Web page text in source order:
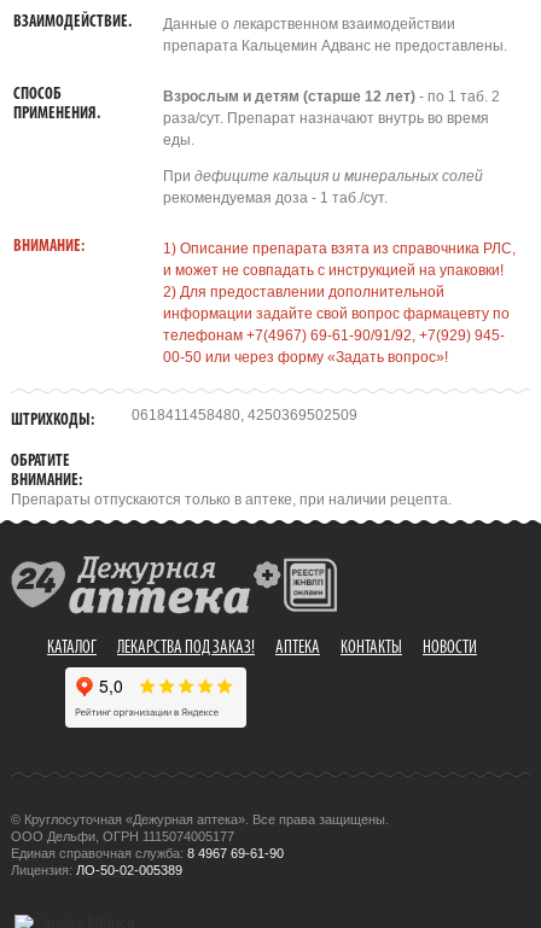
ВЗАИМОДЕЙСТВИЕ.
Данные о лекарственном взаимодействии
препарата Кальцемин Адванс не предоставлены.
СПОСОБ
ПРИМЕНЕНИЯ.
Взрослым и детям (старше 12 лет)- по 1 таб. 2
раза/сут. Препарат назначают внутрь во время
еды.
При дефиците кальция и минеральных солей
рекомендуемая доза - 1 таб./сут.
ВНИМАНИЕ:
1) Описание препарата взята из справочника РЛС,
и может не совпадать с инструкцией на упаковки!
2) Для предоставлении дополнительной
информации задайте свой вопрос фармацевту по
телефонам +7(4967) 69-61-90/91/92, +7(929) 945-
00-50 или через форму «Задать вопрос»!
ШТРИХКОДЫ: 0618411458480, 4250369502509
ОБРАТИТЕ
ВНИМАНИЕ:
Препараты отпускаются только в аптеке, при наличии рецепта.
КАТАЛОГ ЛЕКАРСТВА ПОД ЗАКАЗ! АПТЕКА КОНТАКТЫ НОВОСТИ
© Круглосуточная «Дежурная аптека». Все права защищены.
ООО Дельфи, ОГРН 1115074005177
Единая справочная служба: 8 4967 69-61-90
Лицензия: ЛО-50-02-005389